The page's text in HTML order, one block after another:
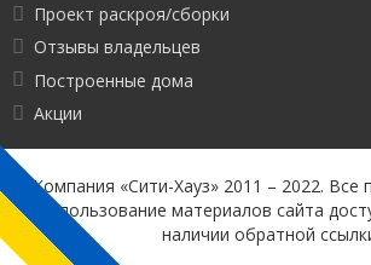
Проект раскроя/сборки
Отзывы владельцев
Построенные дома
Акции
Компания «Сити-Хауз» 2011 – 2022.
Использование материалов сайта
наличии обратной